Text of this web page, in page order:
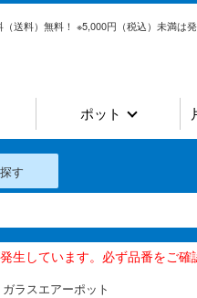
送料）無料！ ※5,000円（税込）未満は
ポット
す
生しています。必ず品番をご確
ガラスエアーポット